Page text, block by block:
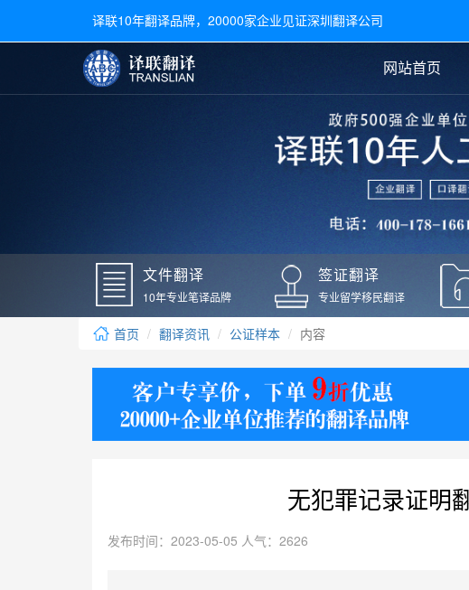
译联10年翻译品牌，20000家企业见证深圳翻译公司
网站首页
文件翻译 医学翻译
广交会翻译 交替传译
常用语种翻译
日语翻译
德语翻译
毕业证翻译
户口本翻译
学位证翻译
身份证翻译
签证材料翻
银行流水翻译
驾照翻译
疫苗本翻译
新冠疫苗接种证
核酸检测报告英
译
口译新
翻译新闻
文件翻译
10年专业笔译品牌
签证翻译
专业留学移民翻译
首页 翻译资讯 公证样本 内容
无犯罪记录证明
发布时间：2023-05-05 人气：2626